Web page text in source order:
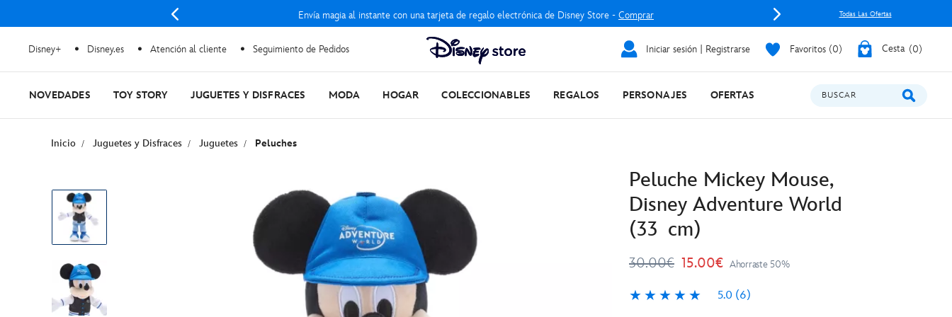
Envía magia al instante con una tarjeta de regalo electrónica de Disney Store - Comprar Todas Las Ofertas
Disney+ Disney.es Atención al cliente Seguimiento de Pedidos Iniciar sesión | Registrarse Favoritos 0 Cesta 0
NOVEDADES TOY STORY JUGUETES Y DISFRACES MODA HOGAR COLECCIONABLES REGALOS PERSONAJES OFERTAS BUSCAR
Inicio Juguetes y Disfraces Juguetes Peluches
Peluche Mickey Mouse,
Disney Adventure World
(33 cm)
30.00€ 15.00€ Ahorraste 50%
5.0 (6)
5.0